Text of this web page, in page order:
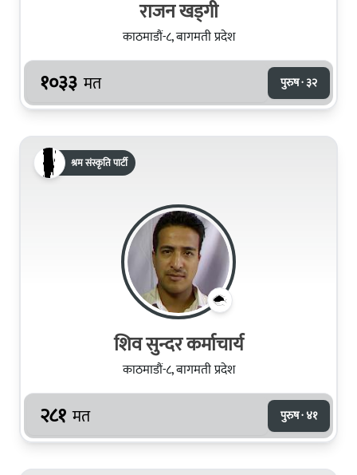
राजन खड्गी
काठमाडौं-८, बागमती प्रदेश
१०३३ मत पुरुष · ३२
श्रम संस्कृति पार्टी
शिव सुन्दर कर्माचार्य
काठमाडौं-८, बागमती प्रदेश
२८१ मत पुरुष · ४१